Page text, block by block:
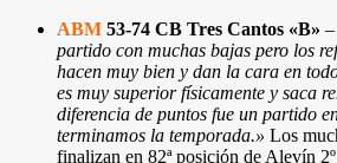
ABM 53-74 CB Tres Cantos «B» –
partido con muchas bajas pero los
hacen muy bien y dan la cara en
es muy superior físicamente y saca
diferencia de puntos fue un partido
terminamos la temporada.» Los
finalizan en 82ª posición de Alevín